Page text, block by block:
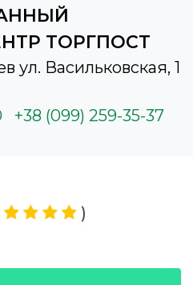
ТОРГПОСТ
ул. Васильковская, 1
+38 (099) 259-35-37
)